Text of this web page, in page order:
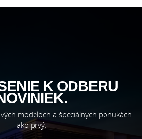
K ODBERU
modeloch a špeciálnych ponukách
ako prvý.